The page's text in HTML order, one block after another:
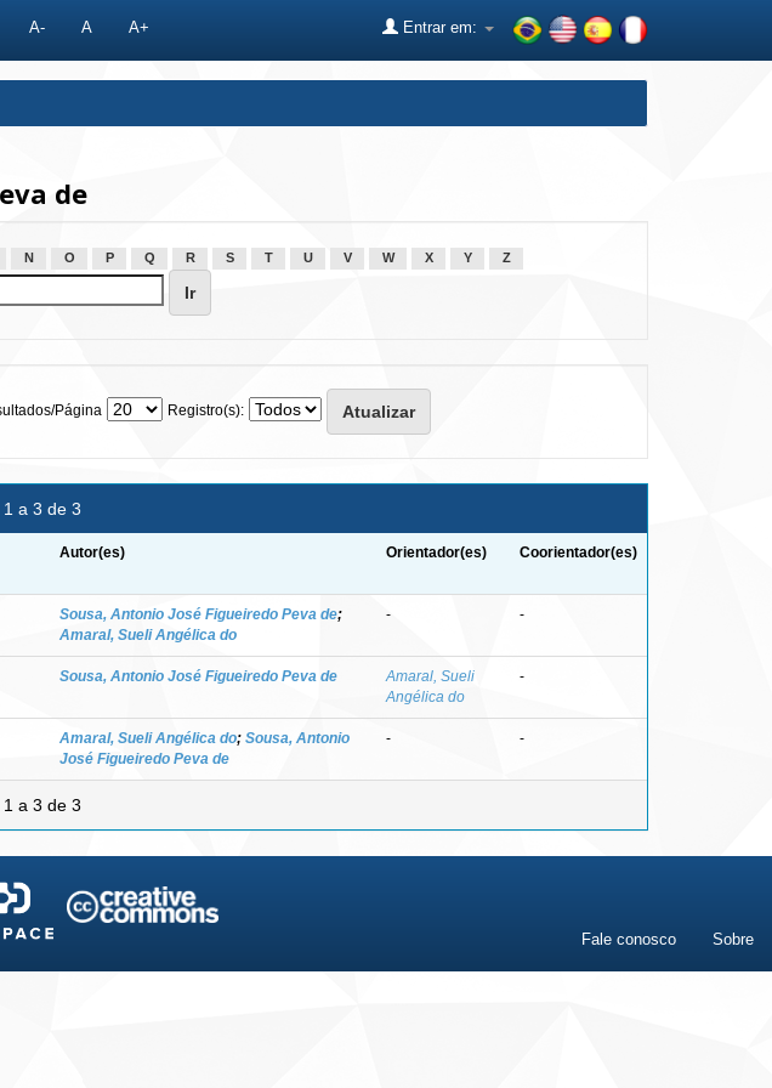
A- A A+ Entrar em:
de
N O P Q R S T U V W X Y Z
Página Registro(s):
a 3 de 3
Autor(es) Orientador(es) Coorientador(es)
Sousa, Antonio José Figueiredo Peva de;
Amaral, Sueli Angélica do
- -
Sousa, Antonio José Figueiredo Peva de
Amaral, Sueli
Angélica do
-
Amaral, Sueli Angélica do; Sousa, Antonio
José Figueiredo Peva de
- -
a 3 de 3
Fale conosco Sobre